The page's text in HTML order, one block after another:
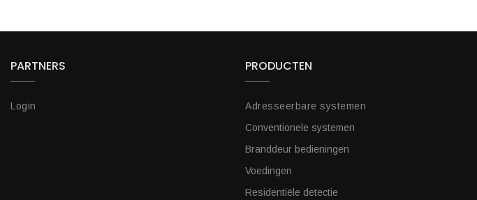
PARTNERS
Login
PRODUCTEN
Adresseerbare systemen
Conventionele systemen
Branddeur bedieningen
Voedingen
Residentiële detectie